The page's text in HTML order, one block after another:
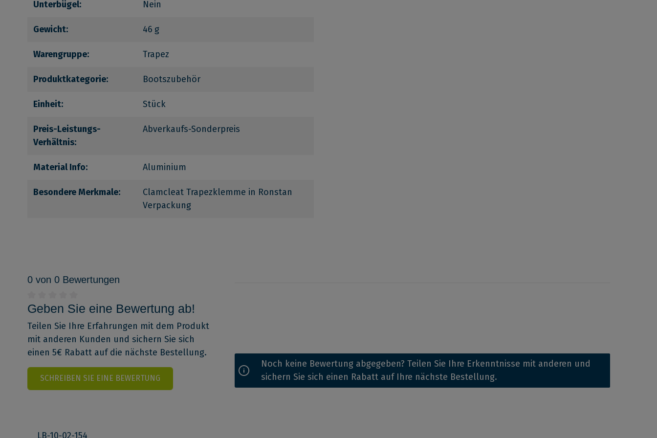
Unterbügel: Nein
Gewicht: 46 g
Warengruppe: Trapez
Produktkategorie: Bootszubehör
Einheit: Stück
Preis-Leistungs-
Verhältnis:
Abverkaufs-Sonderpreis
Material Info: Aluminium
Besondere Merkmale:
Clamcleat Trapezklemme in Ronstan
Verpackung
0 von 0 Bewertungen
Geben Sie eine Bewertung ab!
Teilen Sie Ihre Erfahrungen mit dem Produkt
mit anderen Kunden und sichern Sie sich
einen 5€ Rabatt auf die nächste Bestellung.
SCHREIBEN SIE EINE BEWERTUNG
Noch keine Bewertung abgegeben? Teilen Sie Ihre Erkenntnisse mit anderen und
sichern Sie sich einen Rabatt auf Ihre nächste Bestellung.
LB-10-02-154